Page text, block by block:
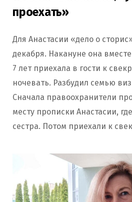
проехать»
Для Анастасии «дело о
декабря. Накануне она
7 лет приехала в гости к
ночевать. Разбудил семью
Сначала правоохранители
месту прописки Анастасии,
сестра. Потом приехали к